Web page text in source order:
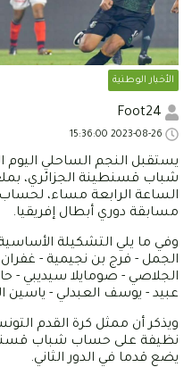
الأخبار الوطنية
شباب قسنطينة الجزائري،
الساعة الرابعة مساء، لحساب
مسابقة دوري أبطال إفريقيا.
وفي ما يلي التشكيلة
الجمل - فرج بن نجيمية -
الجلاصي - صومايلا سيديبي -
عبيد - يوسف العبدلي - ياسين
ويذكر أن ممثل كرة القدم
نظيفة على حساب شباب
يضع قدما في الدور الثاني.